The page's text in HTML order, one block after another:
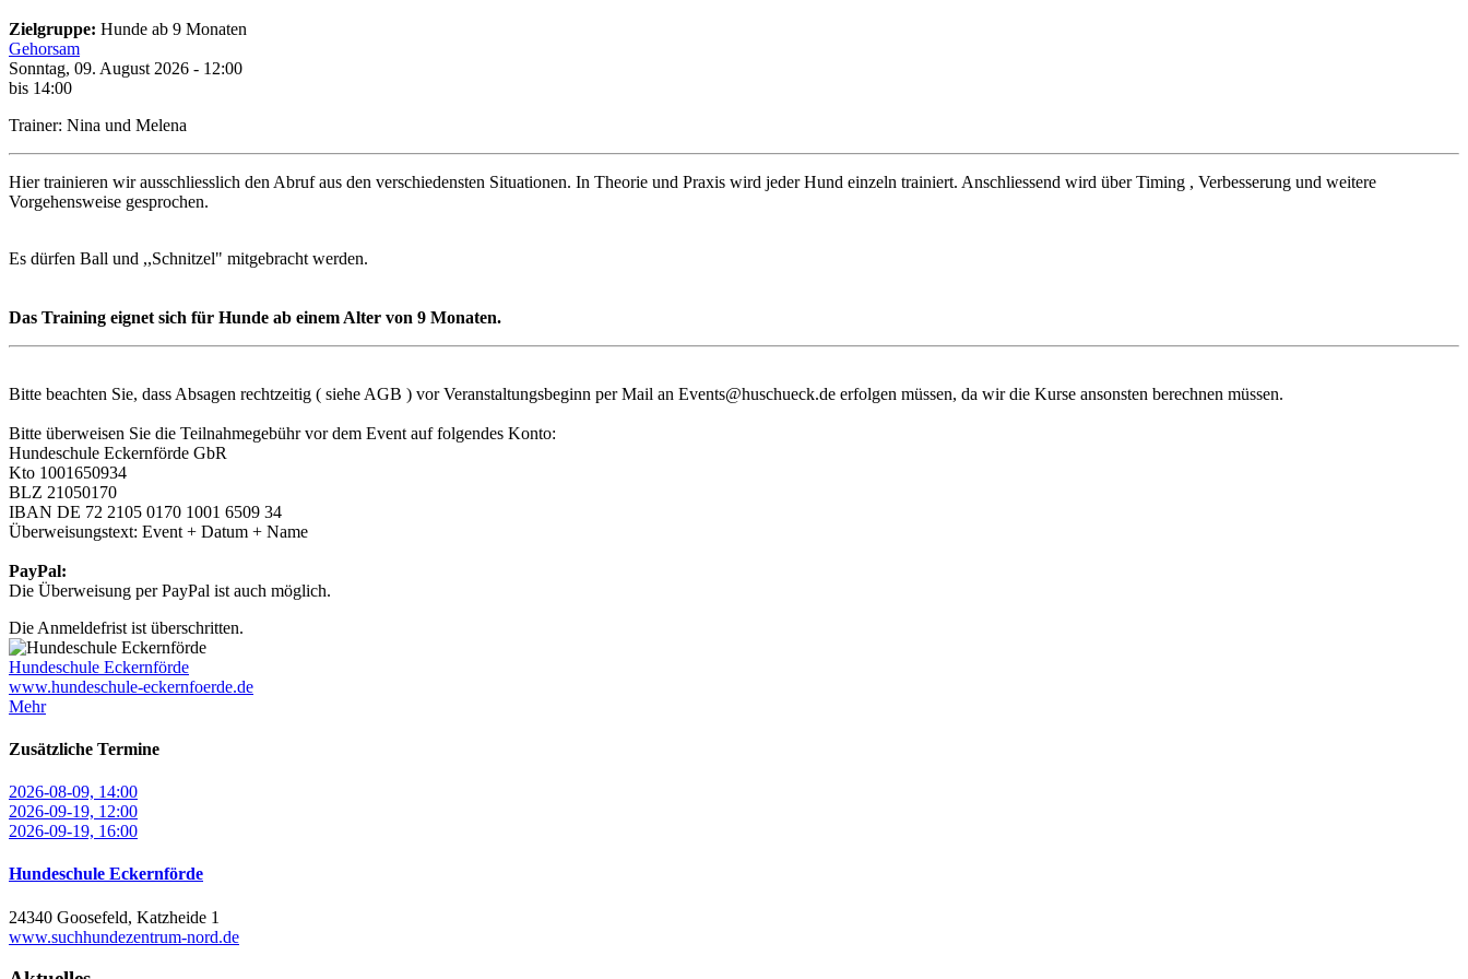
Zielgruppe: Hunde ab 9 Monaten
Gehorsam
Sonntag, 09. August 2026 - 12:00
bis 14:00
Trainer: Nina und Melena
Hier trainieren wir ausschliesslich den Abruf aus den verschiedensten Situationen. In Theorie und Praxis wird jeder Hund einzeln trainiert. Anschliessend wird über Timing , Verbesserung und weitere
Vorgehensweise gesprochen.
Es dürfen Ball und ,,Schnitzel" mitgebracht werden.
Das Training eignet sich für Hunde ab einem Alter von 9 Monaten.
Bitte beachten Sie, dass Absagen rechtzeitig ( siehe AGB ) vor Veranstaltungsbeginn per Mail an Events@huschueck.de erfolgen müssen, da wir die Kurse ansonsten berechnen müssen.
Bitte überweisen Sie die Teilnahmegebühr vor dem Event auf folgendes Konto:
Hundeschule Eckernförde GbR
Kto 1001650934
BLZ 21050170
IBAN DE 72 2105 0170 1001 6509 34
Überweisungstext: Event + Datum + Name
PayPal:
Die Überweisung per PayPal ist auch möglich.
Die Anmeldefrist ist überschritten.
Hundeschule Eckernförde
www.hundeschule-eckernfoerde.de
Mehr
Zusätzliche Termine
2026-08-09, 14:00
2026-09-19, 12:00
2026-09-19, 16:00
Hundeschule Eckernförde
24340 Goosefeld, Katzheide 1
www.suchhundezentrum-nord.de